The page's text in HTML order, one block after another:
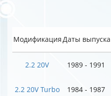
МодификацияДаты выпуска
2.2 20V 1989 - 1991
2.2 20V Turbo 1984 - 1987